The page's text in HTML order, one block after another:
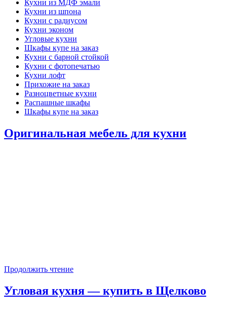
Кухни из МДФ эмали
Кухни из шпона
Кухни с радиусом
Кухни эконом
Угловые кухни
Шкафы купе на заказ
Кухни с барной стойкой
Кухни с фотопечатью
Кухни лофт
Прихожие на заказ
Разноцветные кухни
Распашные шкафы
Шкафы купе на заказ
Оригинальная мебель для кухни
Продолжить чтение
Угловая кухня — купить в Щелково